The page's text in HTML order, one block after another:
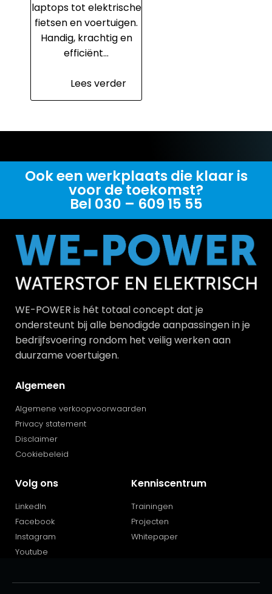
laptops tot elektrische
fietsen en voertuigen.
Handig, krachtig en
efficiënt…
Lees verder
Ook een werkplaats die klaar is
voor de toekomst?
Bel 030 – 609 15 55
WE-POWER is hét totaal concept dat je
ondersteunt bij alle benodigde aanpassingen in je
bedrijfsvoering rondom het veilig werken aan
duurzame voertuigen.
Algemeen
Algemene verkoopvoorwaarden
Privacy statement
Disclaimer
Cookiebeleid
Volg ons
LinkedIn
Facebook
Instagram
Youtube
Kenniscentrum
Trainingen
Projecten
Whitepaper